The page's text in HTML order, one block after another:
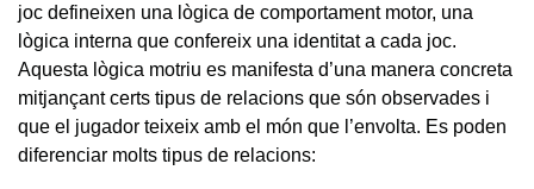
joc defineixen una lògica de comportament motor, una
lògica interna que confereix una identitat a cada joc.
Aquesta lògica motriu es manifesta d’una manera concreta
mitjançant certs tipus de relacions que són observades i
que el jugador teixeix amb el món que l’envolta. Es poden
diferenciar molts tipus de relacions: